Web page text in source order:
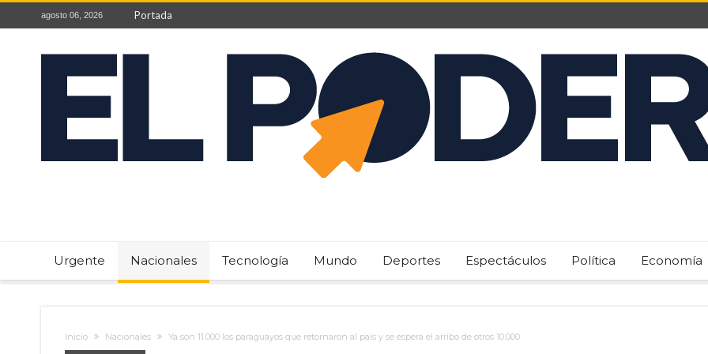
agosto 06, 2026 Portada
Urgente Nacionales Tecnología Mundo Deportes Espectáculos Política Economía
Inicio Nacionales Ya son 11.000 los paraguayos que retornaron al país y se espera el arribo de otros 10.000